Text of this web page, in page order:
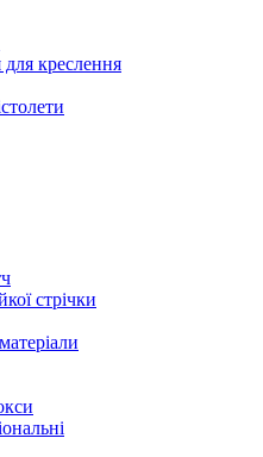
креслення
стрічки